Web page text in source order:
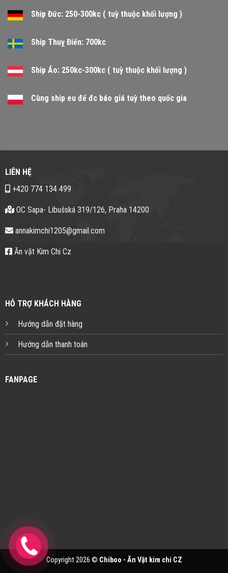
Ship Đức: 250-300kc ( tuỳ thuộc khối lượng )
Ship Thuỵ Điển: 700kc
Ship Áo: 250kc-300kc ( tuỳ thuộc khối lượng )
Cùng ship eu để đc báo giá tuỳ theo quốc gia
LIÊN HỆ
+420 774 134 499
OC Sapa- Libušská 319/126, Praha 14200
annakimchi1205@gmail.com
Ăn vặt Kim Chi Cz
HỖ TRỢ KHÁCH HÀNG
Hướng dẫn đặt hàng
Hướng dẫn thanh toán
FANPAGE
Copyright 2026 © Chiboo - Ăn Vặt kim chi CZ